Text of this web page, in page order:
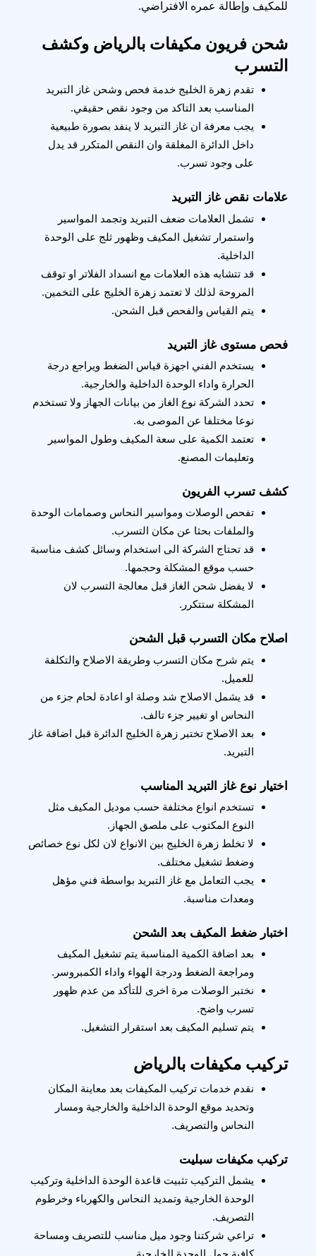
للمكيف وإطالة عمره الافتراضي.
التسرب
المناسب بعد التاكد من وجود نقص حقيقي.
على وجود تسرب.
علامات نقص غاز التبريد
الداخلية.
المروحة لذلك لا تعتمد زهرة الخليج على التخمين.
يتم القياس والفحص قبل الشحن.
فحص مستوى غاز التبريد
الحرارة واداء الوحدة الداخلية والخارجية.
نوعا مختلفا عن الموصى به.
وتعليمات المصنع.
كشف تسرب الفريون
والملفات بحثا عن مكان التسرب.
حسب موقع المشكلة وحجمها.
المشكلة ستتكرر.
اصلاح مكان التسرب قبل الشحن
للعميل.
النحاس او تغيير جزء تالف.
التبريد.
اختيار نوع غاز التبريد المناسب
النوع المكتوب على ملصق الجهاز.
وضغط تشغيل مختلف.
ومعدات مناسبة.
اختبار ضغط المكيف بعد الشحن
ومراجعة الضغط ودرجة الهواء واداء الكمبروسر.
تسرب واضح.
يتم تسليم المكيف بعد استقرار التشغيل.
تركيب مكيفات بالرياض
النحاس والتصريف.
تركيب مكيفات سبليت
التصريف.